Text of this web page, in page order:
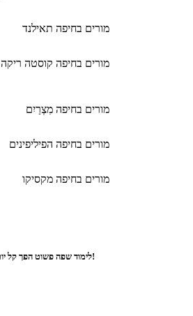
מורים בחיפה תאילנד
מורים בחיפה קוסטה ריקה
מורים בחיפה מִצְרַיִם
מורים בחיפה הפיליפינים
מורים בחיפה מקסיקו
לימוד שפה פשוט הפך קל יותר - התחל היום!